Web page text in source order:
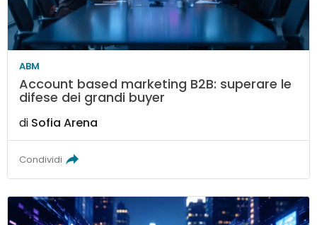
ABM
Account based marketing B2B: superare le
difese dei grandi buyer
di Sofia Arena
Condividi